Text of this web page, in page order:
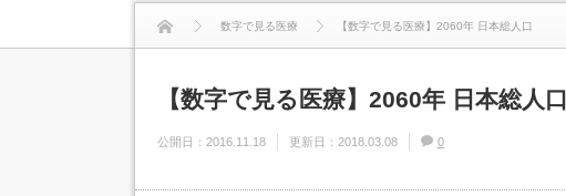
数字で見る医療 【数字で見る医療】2060年 日本総人口
【数字で見る医療】2060年 日本総人口
公開日： 2016.11.18 更新日： 2018.03.08 0